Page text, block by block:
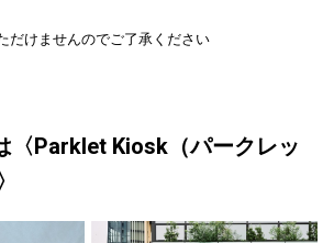
だけませんのでご了承ください
〈Parklet Kiosk（パークレッ